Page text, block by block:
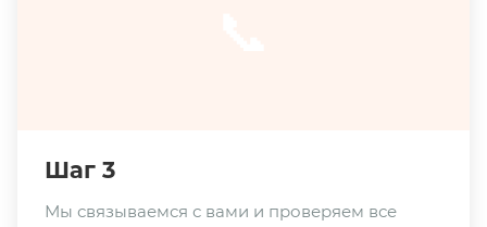
Шаг 3
Мы связываемся с вами и проверяем все